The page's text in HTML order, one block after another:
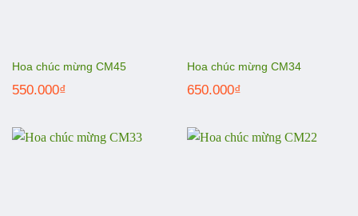
Hoa chúc mừng CM45
550.000₫
Hoa chúc mừng CM34
650.000₫